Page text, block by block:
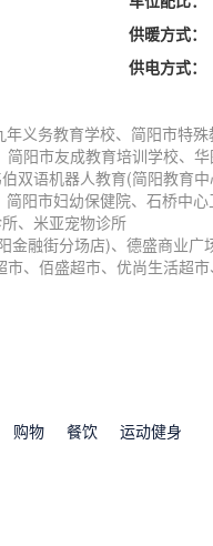
供暖方式：
供电方式：
年义务教育学校、简阳市特
简阳市友成教育培训学校、
双语机器人教育(简阳教育
简阳市妇幼保健院、石桥中
、米亚宠物诊所
金融街分场店)、德盛商业
市、佰盛超市、优尚生活超
购物 餐饮 运动健身